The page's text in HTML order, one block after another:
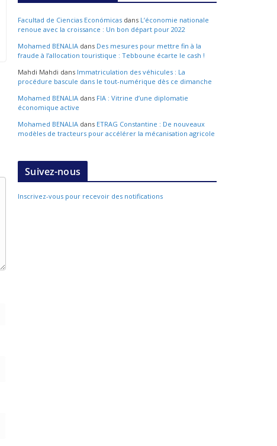
Facultad de Ciencias Económicas dans L’économie nationale
renoue avec la croissance : Un bon départ pour 2022
Mohamed BENALIA dans Des mesures pour mettre fin à la
fraude à l’allocation touristique : Tebboune écarte le cash !
Mahdi Mahdi dans Immatriculation des véhicules : La
procédure bascule dans le tout-numérique dès ce dimanche
Mohamed BENALIA dans FIA : Vitrine d’une diplomatie
économique active
Mohamed BENALIA dans ETRAG Constantine : De nouveaux
modèles de tracteurs pour accélérer la mécanisation agricole
Suivez-nous
Inscrivez-vous pour recevoir des notifications